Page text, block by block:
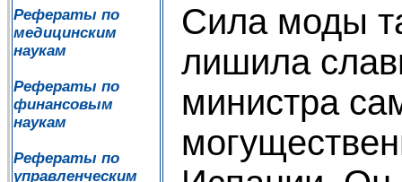
Рефераты по
медицинским
наукам
Рефераты по
финансовым
наукам
Рефераты по
управленческим
Сила моды
лишила
министра